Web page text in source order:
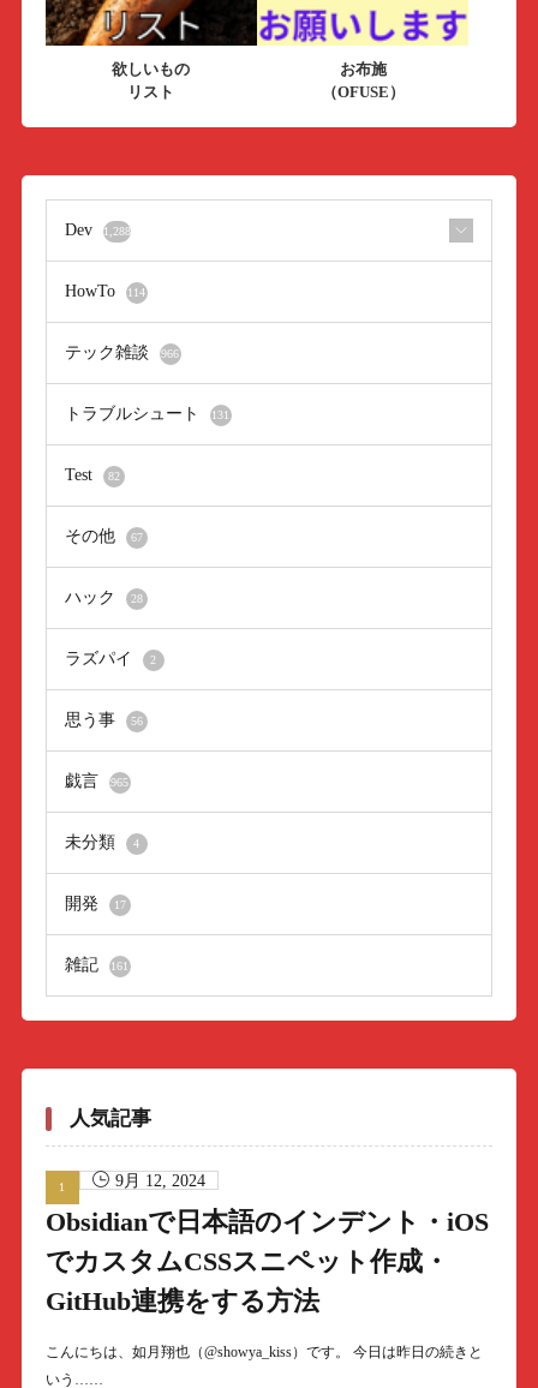
欲しいもの
リスト
お布施
（OFUSE）
Dev 1,288
HowTo 114
テック雑談 966
トラブルシュート 131
Test 82
その他 67
ハック 28
ラズパイ 2
思う事 56
戯言 965
未分類 4
開発 17
雑記 161
人気記事
9月 12, 2024
Obsidianで日本語のインデント・iOS
でカスタムCSSスニペット作成・
GitHub連携をする方法
こんにちは、如月翔也（@showya_kiss）です。 今日は昨日の続きと
いう……